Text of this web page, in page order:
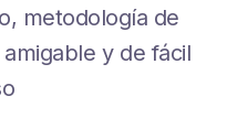
metodología de
y de fácil